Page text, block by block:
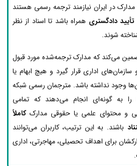
مدارک در ایران نیازمند ترجمه رسمی هستند
دادگستری همراه باشد تا اسناد از نظر
شوند.
می‌کند که مدارک ترجمه‌شده مورد قبول
اداری قرار گیرد و هیچ ابهام یا
وجود نداشته باشد. مترجمان رسمی شبکه
را به گونه‌ای انجام می‌دهند که تمامی
و محتوای علمی یا حقوقی مدارککاملاً
باشند. به این ترتیب، کاربران می‌توانند
برای اهداف تحصیلی، مهاجرتی، اداری